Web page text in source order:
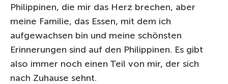
Philippinen, die mir das Herz brechen, aber
meine Familie, das Essen, mit dem ich
aufgewachsen bin und meine schönsten
Erinnerungen sind auf den Philippinen. Es gibt
also immer noch einen Teil von mir, der sich
nach Zuhause sehnt.